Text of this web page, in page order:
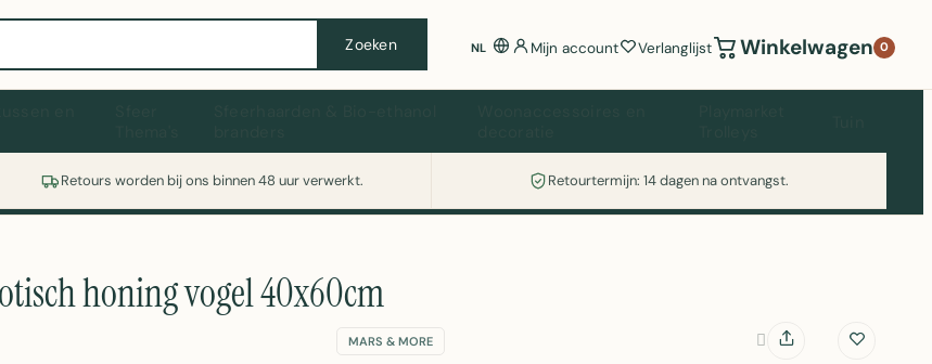
Zoeken NL Mijn account Verlanglijst Winkelwagen 0
Retours worden bij ons binnen 48 uur verwerkt. Retourtermijn: 14 dagen na ontvangst.
of koelkast nodig? Vergelijk alle prijzen op Witgoedaanbod.nl
honing vogel 40x60cm
MARS & MORE